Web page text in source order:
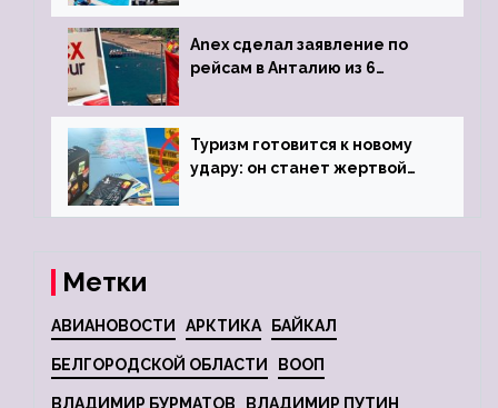
Anex сделал заявление по
рейсам в Анталию из 6
Туризм готовится к новому
удару: он станет жертвой
Метки
АВИАНОВОСТИ АРКТИКА БАЙКАЛ
БЕЛГОРОДСКОЙ ОБЛАСТИ ВООП
ВЛАДИМИР БУРМАТОВ ВЛАДИМИР ПУТИН